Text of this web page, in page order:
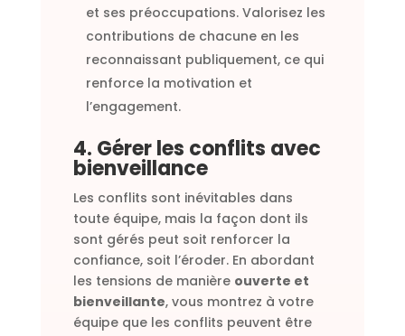
et ses préoccupations. Valorisez les
contributions de chacune en les
reconnaissant publiquement, ce qui
renforce la motivation et
l’engagement.
4. Gérer les conflits avec
bienveillance
Les conflits sont inévitables dans
toute équipe, mais la façon dont ils
sont gérés peut soit renforcer la
confiance, soit l’éroder. En abordant
les tensions de manière ouverte et
bienveillante, vous montrez à votre
équipe que les conflits peuvent être